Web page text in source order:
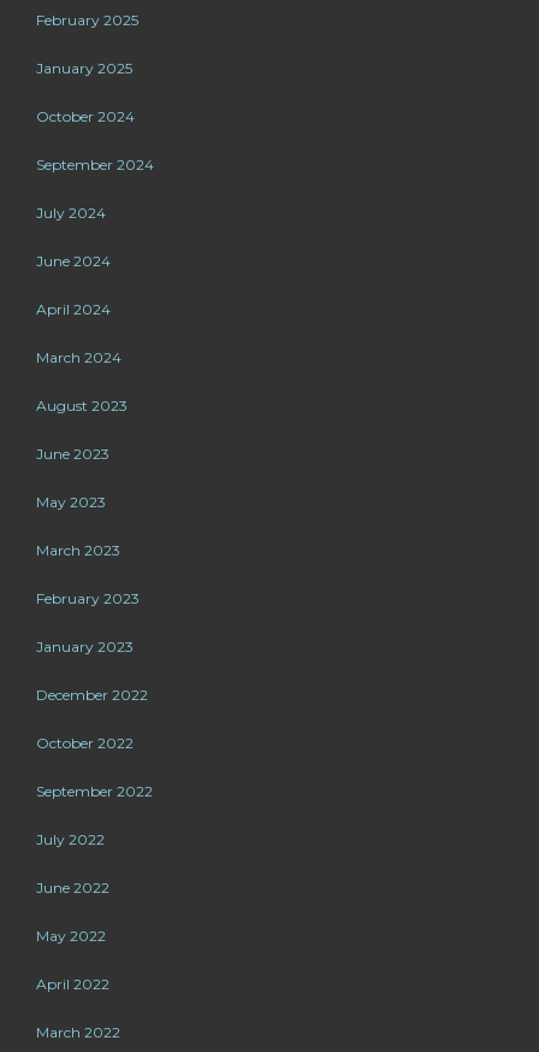
February 2025
January 2025
October 2024
September 2024
July 2024
June 2024
April 2024
March 2024
August 2023
June 2023
May 2023
March 2023
February 2023
January 2023
December 2022
October 2022
September 2022
July 2022
June 2022
May 2022
April 2022
March 2022